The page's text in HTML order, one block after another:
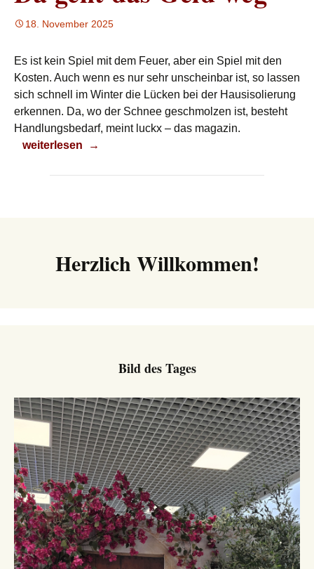
18. November 2025
Es ist kein Spiel mit dem Feuer, aber ein Spiel mit den
Kosten. Auch wenn es nur sehr unscheinbar ist, so lassen
sich schnell im Winter die Lücken bei der Hausisolierung
erkennen. Da, wo der Schnee geschmolzen ist, besteht
Handlungsbedarf, meint luckx – das magazin.
Da geht das Geld weg
weiterlesen →
Herzlich Willkommen!
Bild des Tages